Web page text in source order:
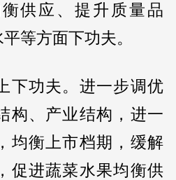
供应、提升质量品
等方面下功夫。
下功夫。进一步调优
构、产业结构，进一
均衡上市档期，缓解
促进蔬菜水果均衡供